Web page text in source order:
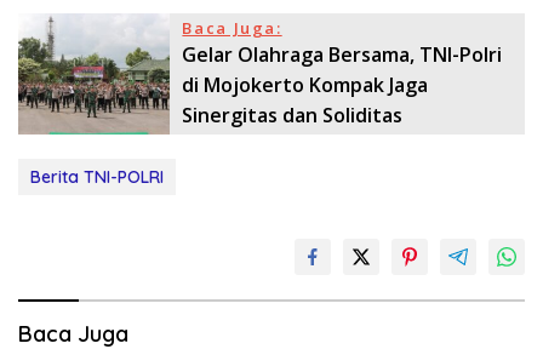
Baca Juga:
Gelar Olahraga Bersama, TNI-Polri
di Mojokerto Kompak Jaga
Sinergitas dan Soliditas
Berita TNI-POLRI
Baca Juga